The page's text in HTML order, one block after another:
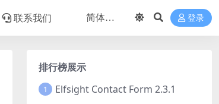
联系我们 登录
排行榜展示
1 Elfsight Contact Form 2.3.1